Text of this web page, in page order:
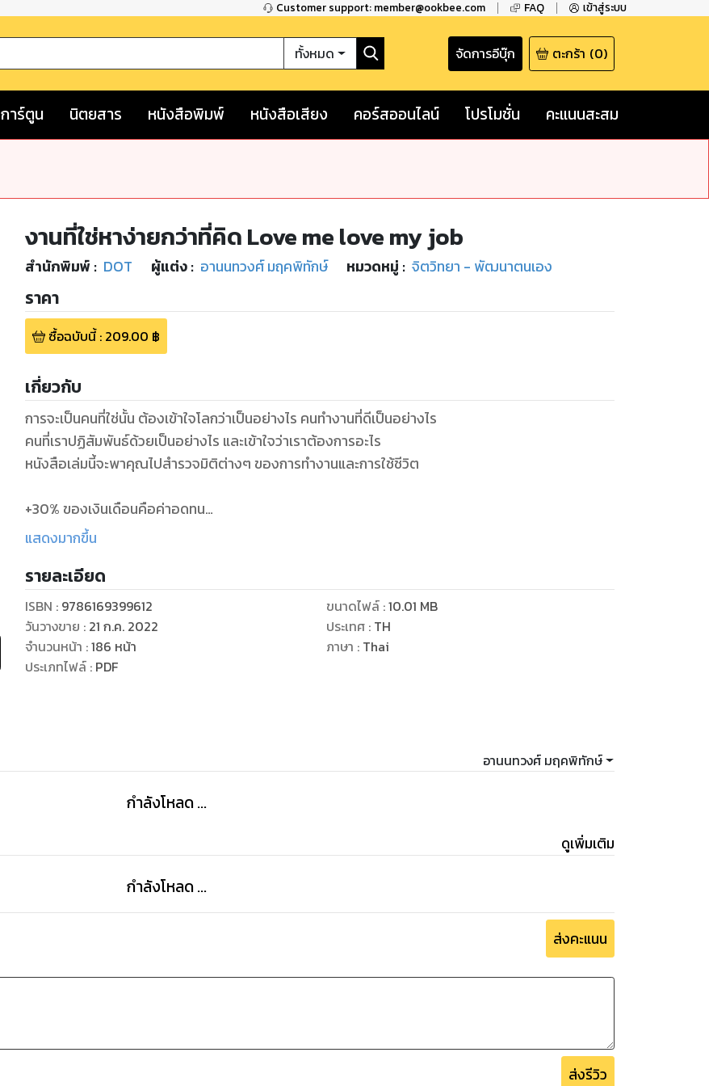
Customer support: member@ookbee.com FAQ เข้าสู่ระบบ
ทั้งหมด จัดการอีบุ๊ก ตะกร้า (0)
การ์ตูน นิตยสาร หนังสือพิมพ์ หนังสือเสียง คอร์สออนไลน์ โปรโมชั่น คะแนนสะสม
งานที่ใช่หาง่ายกว่าที่คิด Love me love my job
สำนักพิมพ์ : DOT ผู้แต่ง : อานนทวงศ์ มฤคพิทักษ์ หมวดหมู่ : จิตวิทยา - พัฒนาตนเอง
ราคา
ซื้อฉบับนี้: 209.00 ฿
เกี่ยวกับ
การจะเป็นคนที่ใช่นั้น ต้องเข้าใจโลกว่าเป็นอย่างไร คนทำงานที่ดีเป็นอย่างไร
คนที่เราปฏิสัมพันธ์ด้วยเป็นอย่างไร และเข้าใจว่าเราต้องการอะไร
หนังสือเล่มนี้จะพาคุณไปสำรวจมิติต่างๆ ของการทำงานและการใช้ชีวิต
+30% ของเงินเดือนคือค่าอดทน
+ทำไมหัวหน้าหลายคนถึงทำงานไม่เก่ง
+คนที่ “เก่งแบบเป็ด” อ่านบทความนี้แล้วจะมีกำลังใจ
+ถ้าอยากได้ในสิ่งที่คนอื่นอยากได้ ก็ต้องทำในสิ่งที่คนอื่นไม่อยากทำ
+ข้อแนะนำสำหรับคนอยากเป็นซีเนียร์
+เราสะสมเงินได้แต่เราสะสมเวลาไม่ได้
แสดงมากขึ้น
รายละเอียด
ISBN : 9786169399612
วันวางขาย : 21 ก.ค. 2022
จำนวนหน้า :186 หน้า
ประเภทไฟล์: PDF
ขนาดไฟล์:10.01 MB
ประเทศ : TH
ภาษา : Thai
อานนทวงศ์ มฤคพิทักษ์
กำลังโหลด ...
ดูเพิ่มเติม
กำลังโหลด ...
ส่งคะแนน
ส่งรีวิว